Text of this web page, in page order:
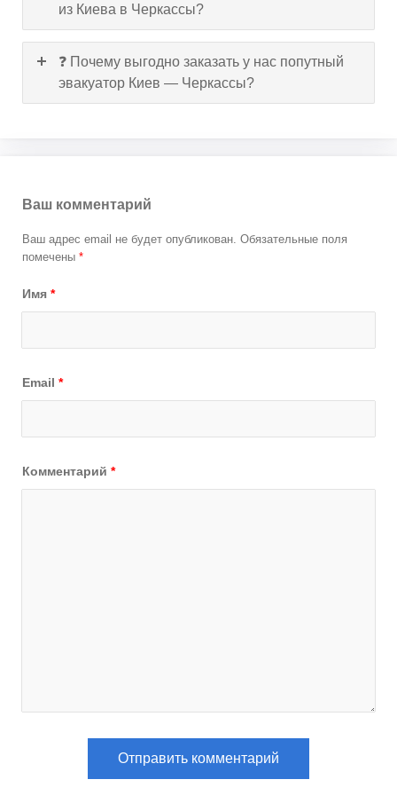
из Киева в Черкассы?
❓ Почему выгодно заказать у нас попутный
эвакуатор Киев — Черкассы?
Ваш комментарий
Ваш адрес email не будет опубликован. Обязательные поля
помечены *
Имя *
Email *
Комментарий *